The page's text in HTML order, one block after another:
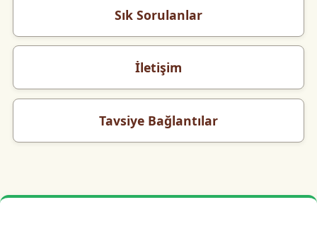
Sık Sorulanlar
İletişim
Tavsiye Bağlantılar